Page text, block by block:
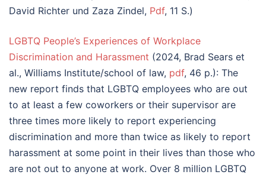
David Richter und Zaza Zindel, Pdf, 11 S.)
LGBTQ People’s Experiences of Workplace
Discrimination and Harassment (2024, Brad Sears et
al., Williams Institute/school of law, pdf, 46 p.): The
new report finds that LGBTQ employees who are out
to at least a few coworkers or their supervisor are
three times more likely to report experiencing
discrimination and more than twice as likely to report
harassment at some point in their lives than those who
are not out to anyone at work. Over 8 million LGBTQ